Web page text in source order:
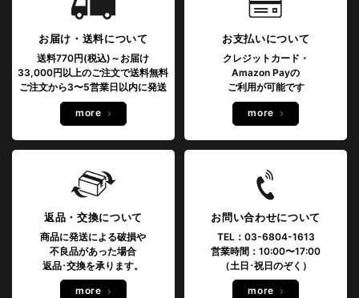
お届け・送料について
送料770円(税込)～お届け
33,000円以上のご注文で送料無料
ご注文から3〜5営業日以内に発送
more
お支払いについて
クレジットカード・
Amazon Payの
ご利用が可能です
more
返品・交換について
商品に発送による破損や
不良品があった場合
返品･交換を承ります。
more
お問い合わせについて
TEL：03-6804-1613
営業時間：10:00〜17:00
（土日･祝日のぞく）
more